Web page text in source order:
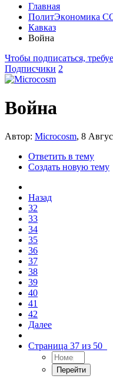
Главная
ПoлитЭкoнoмика
Кавказ
Война
Чтобы подписаться,
Подписчики 2
Война
Автор: Microcosm, 8
Ответить в тему
Создать новую тему
Назад
32
33
34
35
36
37
38
39
40
41
42
Далее
Страница 37 из 50